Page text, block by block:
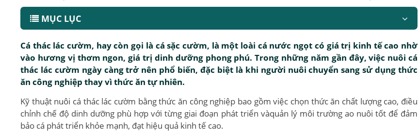
MỤC LỤC
Cá thác lác cườm, hay còn gọi là cá sặc cườm, là một loài cá nước ngọt có giá trị kinh tế cao nhờ
vào hương vị thơm ngon, giá trị dinh dưỡng phong phú. Trong những năm gần đây, việc nuôi cá
thác lác cườm ngày càng trở nên phổ biến, đặc biệt là khi người nuôi chuyển sang sử dụng thức
ăn công nghiệp thay vì thức ăn tự nhiên.
Kỹ thuật nuôi cá thác lác cườm bằng thức ăn công nghiệp bao gồm việc chọn thức ăn chất lượng cao, điều
chỉnh chế độ dinh dưỡng phù hợp với từng giai đoạn phát triển vàquản lý môi trường ao nuôi tốt để đảm
bảo cá phát triển khỏe mạnh, đạt hiệu quả kinh tế cao.